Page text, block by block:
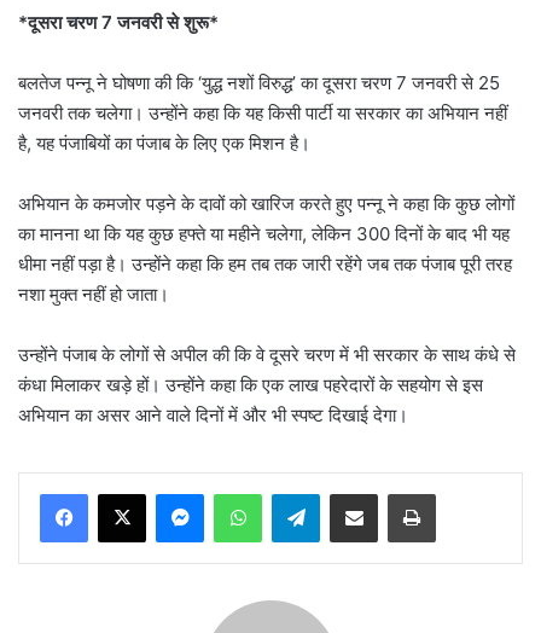
*दूसरा चरण 7 जनवरी से शुरू*
बलतेज पन्नू ने घोषणा की कि ‘युद्ध नशों विरुद्ध’ का दूसरा चरण 7 जनवरी से 25
जनवरी तक चलेगा। उन्होंने कहा कि यह किसी पार्टी या सरकार का अभियान नहीं
है, यह पंजाबियों का पंजाब के लिए एक मिशन है।
अभियान के कमजोर पड़ने के दावों को खारिज करते हुए पन्नू ने कहा कि कुछ लोगों
का मानना था कि यह कुछ हफ्ते या महीने चलेगा, लेकिन 300 दिनों के बाद भी यह
धीमा नहीं पड़ा है। उन्होंने कहा कि हम तब तक जारी रहेंगे जब तक पंजाब पूरी तरह
नशा मुक्त नहीं हो जाता।
उन्होंने पंजाब के लोगों से अपील की कि वे दूसरे चरण में भी सरकार के साथ कंधे से
कंधा मिलाकर खड़े हों। उन्होंने कहा कि एक लाख पहरेदारों के सहयोग से इस
अभियान का असर आने वाले दिनों में और भी स्पष्ट दिखाई देगा।
MessengerWhatsAppTelegramShare via Email Print